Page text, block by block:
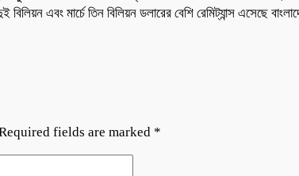
এবং মার্চে তিন বিলিয়ন ডলারের বেশি রেমিট্যান্স এসেছে
fields are marked *